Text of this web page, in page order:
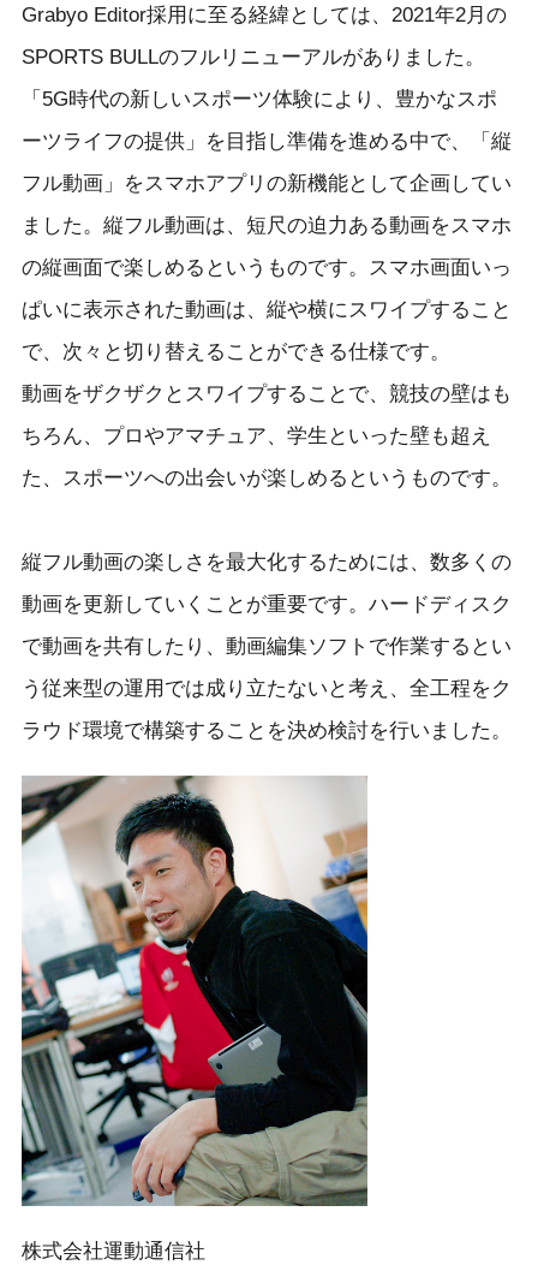
Grabyo Editor採用に至る経緯としては、2021年2月の
SPORTS BULLのフルリニューアルがありました。
「5G時代の新しいスポーツ体験により、豊かなスポ
ーツライフの提供」を目指し準備を進める中で、「縦
フル動画」をスマホアプリの新機能として企画してい
ました。縦フル動画は、短尺の迫力ある動画をスマホ
の縦画面で楽しめるというものです。スマホ画面いっ
ぱいに表示された動画は、縦や横にスワイプすること
で、次々と切り替えることができる仕様です。
動画をザクザクとスワイプすることで、競技の壁はも
ちろん、プロやアマチュア、学生といった壁も超え
た、スポーツへの出会いが楽しめるというものです。
縦フル動画の楽しさを最大化するためには、数多くの
動画を更新していくことが重要です。ハードディスク
で動画を共有したり、動画編集ソフトで作業するとい
う従来型の運用では成り立たないと考え、全工程をク
ラウド環境で構築することを決め検討を行いました。
株式会社運動通信社